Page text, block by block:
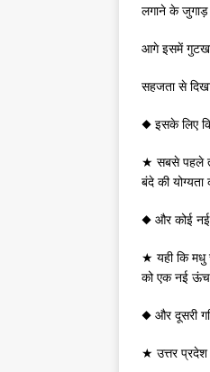
लगाने के
आगे इसमें
सहजता से
◆ इसके लिए
★ सबसे पहले
बंदे की
◆ और कोई नई
★ यही कि मधु
को एक नई
◆ और दूसरी
★ उत्तर